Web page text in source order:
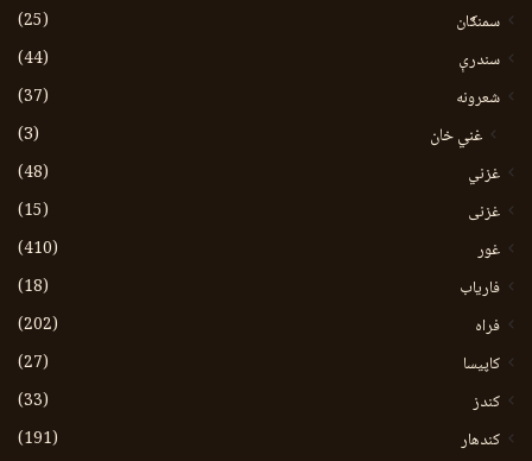
سمنګان
(25)
سندرې
(44)
شعرونه
(37)
غني خان
(3)
غزني
(48)
غزنی
(15)
غور
(410)
فاریاب
(18)
فراه
(202)
کاپیسا
(27)
کندز
(33)
کندهار
(191)